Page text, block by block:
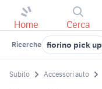
Home Cerca
Ricerche fiorino pick up
Subito Accessori auto